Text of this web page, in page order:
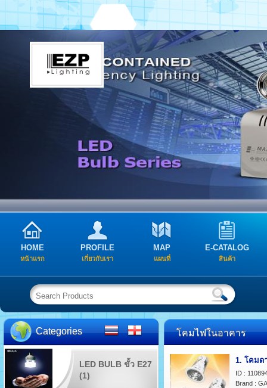
HOME
หน้าแรก
PROFILE
เกี่ยวกับเรา
MAP
แผนที่
E-CATALOG
สินค้า
โคมไฟในอาคาร
1. โคมด
ID :
Brand :
Categories
LED BULB ขั้ว E27
(1)